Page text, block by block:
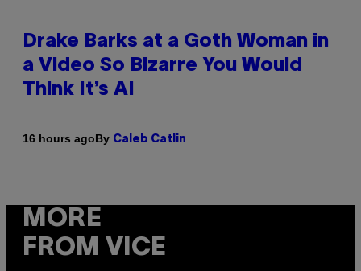
Drake Barks at a Goth Woman in
a Video So Bizarre You Would
Think It’s AI
16 hours agoBy Caleb Catlin
MORE
FROM VICE